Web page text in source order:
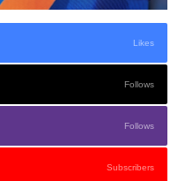
Likes
Follows
Follows
Subscribers